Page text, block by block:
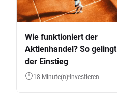
Wie funktioniert der
Aktienhandel? So gelingt
der Einstieg
18 Minute(n) Investieren